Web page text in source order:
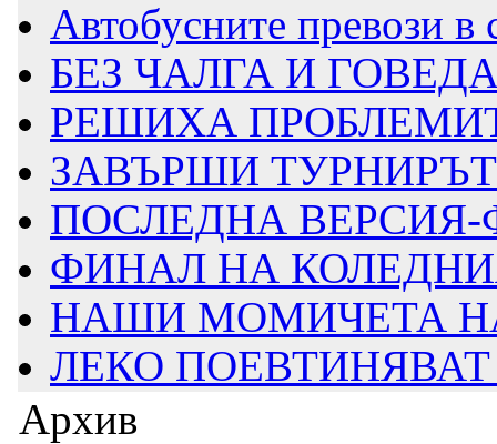
Автобусните превози в
БЕЗ ЧАЛГА И
РЕШИХА
ЗАВЪРШИ
ПОСЛЕДНА
ФИНАЛ НА
НАШИ МОМИЧЕТА
ЛЕКО
Архив